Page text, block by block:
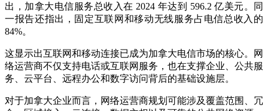
出，加拿大电信服务总收入在 2024 年达到 596.2 亿美元。同
一报告还指出，固定互联网和移动无线服务占电信总收入的
84%。
这显示出互联网和移动连接已成为加拿大电信市场的核心。网
络运营商不仅支持电话或互联网服务，也在支撑企业、公共服
务、云平台、远程办公和数字访问背后的基础设施层。
对于加拿大企业而言，网络运营商规划可能涉及覆盖范围、冗